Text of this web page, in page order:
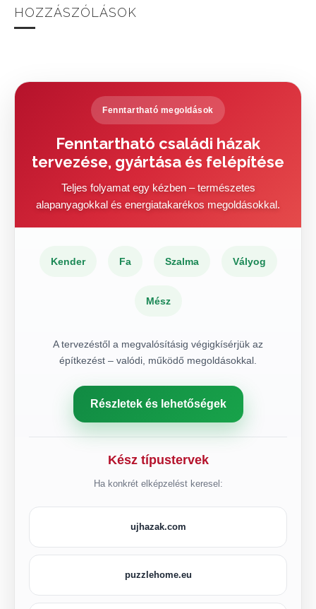
HOZZÁSZÓLÁSOK
Fenntartható megoldások
Fenntartható családi házak
tervezése, gyártása és felépítése
Teljes folyamat egy kézben – természetes
alapanyagokkal és energiatakarékos megoldásokkal.
Kender Fa Szalma Vályog
Mész
A tervezéstől a megvalósításig végigkísérjük az
építkezést – valódi, működő megoldásokkal.
Részletek és lehetőségek
Kész típustervek
Ha konkrét elképzelést keresel:
ujhazak.com
puzzlehome.eu